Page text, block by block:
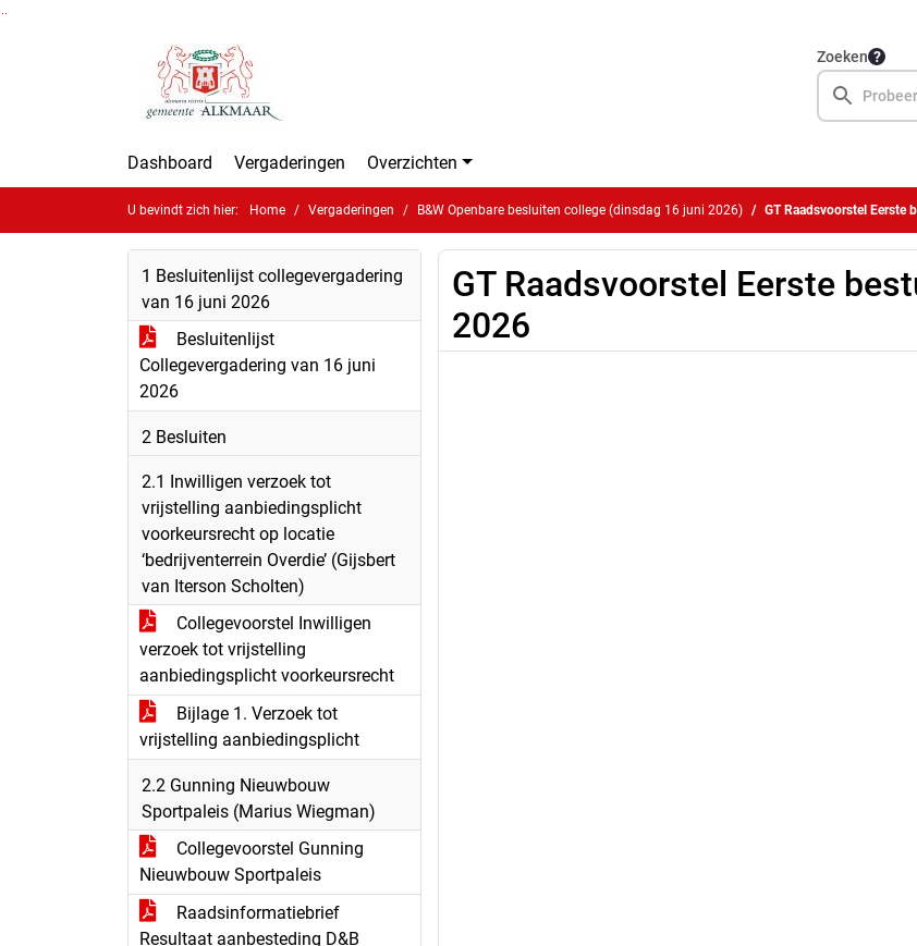
Zoeken
Dashboard Vergaderingen Overzichten
U bevindt zich hier: Home Vergaderingen B&W Openbare besluiten college (dinsdag 16 juni 2026) GT Raadsvoorstel Eerste
1 Besluitenlijst collegevergadering
van 16 juni 2026
Besluitenlijst
Collegevergadering van 16 juni
2026
2 Besluiten
2.1 Inwilligen verzoek tot
vrijstelling aanbiedingsplicht
voorkeursrecht op locatie
‘bedrijventerrein Overdie’ (Gijsbert
van Iterson Scholten)
Collegevoorstel Inwilligen
verzoek tot vrijstelling
aanbiedingsplicht voorkeursrecht
Bijlage 1. Verzoek tot
vrijstelling aanbiedingsplicht
2.2 Gunning Nieuwbouw
Sportpaleis (Marius Wiegman)
Collegevoorstel Gunning
Nieuwbouw Sportpaleis
Raadsinformatiebrief
Resultaat aanbesteding D&B
GT Raadsvoorstel Eerste
2026